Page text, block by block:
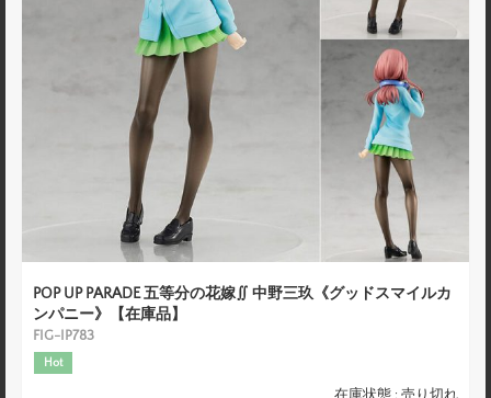
POP UP PARADE 五等分の花嫁∬ 中野三玖《グッドスマイルカ
ンパニー》【在庫品】
FIG-IP783
Hot
在庫状態 : 売り切れ